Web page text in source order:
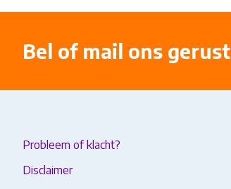
Bel of mail ons gerust
Probleem of klacht?
Disclaimer